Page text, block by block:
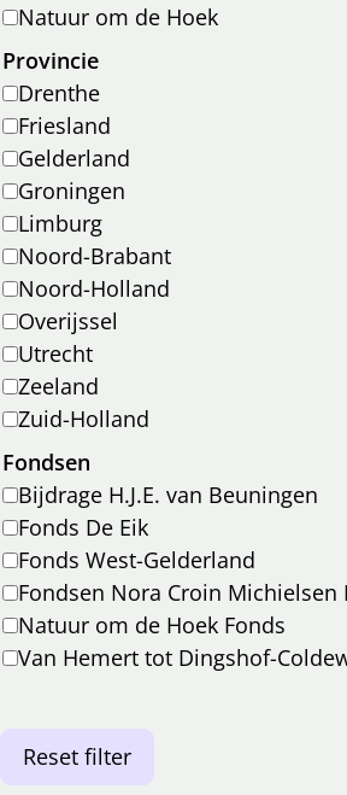
Natuur om de Hoek
Provincie
Drenthe
Friesland
Gelderland
Groningen
Limburg
Noord-Brabant
Noord-Holland
Overijssel
Utrecht
Zeeland
Zuid-Holland
Fondsen
Bijdrage H.J.E. van Beuningen
Fonds De Eik
Fonds West-Gelderland
Fondsen Nora Croin Michielsen
Natuur om de Hoek Fonds
Van Hemert tot Dingshof-
Reset filter